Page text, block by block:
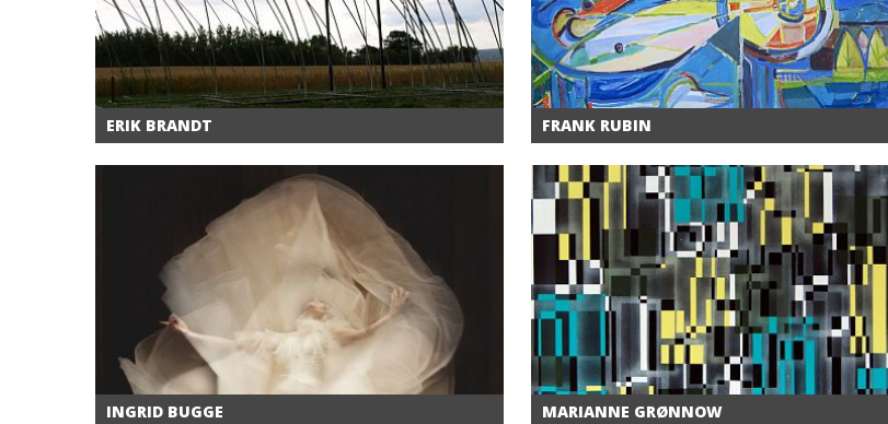
ERIK BRANDT FRANK RUBIN
INGRID BUGGE MARIANNE GRØNNOW